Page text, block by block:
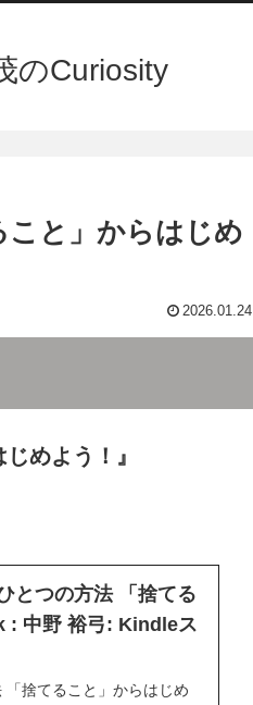
のCuriosity
と」からはじめ
2026.01.24
めよう！』
とつの方法 「捨てる
: 中野 裕弓: Kindleス
捨てること」からはじめ